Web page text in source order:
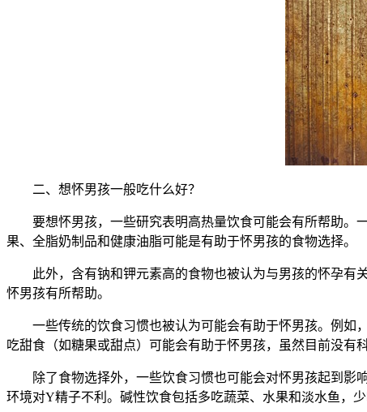
二、想怀男孩一般吃什么好？
要想怀男孩，一些研究表明高热量饮食可能会有所帮助。一
果、全脂奶制品和健康油脂可能是有助于怀男孩的食物选择。
此外，含有钠和钾元素高的食物也被认为与男孩的怀孕有
怀男孩有所帮助。
一些传统的饮食习惯也被认为可能会有助于怀男孩。例如
吃甜食（如糖果或甜点）可能会有助于怀男孩，虽然目前没有
除了食物选择外，一些饮食习惯也可能会对怀男孩起到影响
环境对Y精子不利。碱性饮食包括多吃蔬菜、水果和淡水鱼，少